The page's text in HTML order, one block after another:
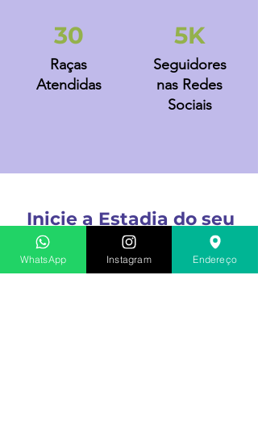
30
Raças
Atendidas
5K
Seguidores
nas Redes
Sociais
Inicie a Estadia do seu
Cachorro Agora
Reserve Agora
WhatsApp Instagram Endereço